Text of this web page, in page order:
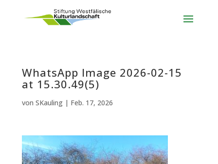
WhatsApp Image 2026-02-15
at 15.30.49(5)
von SKauling| Feb. 17, 2026